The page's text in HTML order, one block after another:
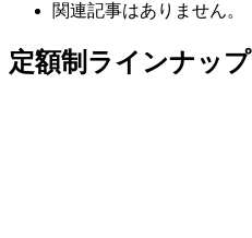
関連記事はありません。
定額制ラインナップ